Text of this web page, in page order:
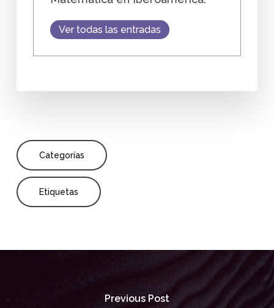
Ver todas las entradas
Categorías
Etiquetas
Previous Post